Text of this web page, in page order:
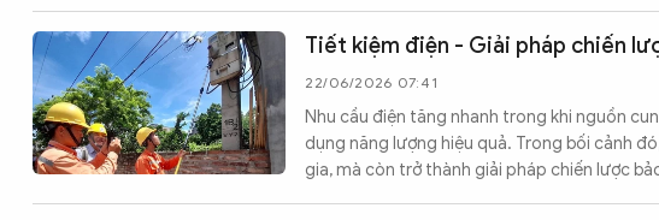
Tiết kiệm điện - Giải pháp chiến
22/06/2026 07:41
Nhu cầu điện tăng nhanh trong khi nguồn
dụng năng lượng hiệu quả. Trong bối cảnh
gia, mà còn trở thành giải pháp chiến lược